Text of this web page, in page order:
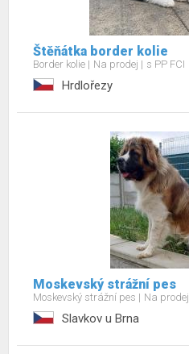
Štěňátka border kolie
Border kolie Na prodej s PP FCI
Hrdlořezy
Moskevský strážní pes
Moskevský strážní pes Na prodej
Slavkov u Brna